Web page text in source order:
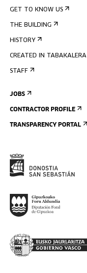
GET TO KNOW US
THE BUILDING
HISTORY
CREATED IN TABAKALERA
STAFF
JOBS
CONTRACTOR PROFILE
TRANSPARENCY PORTAL